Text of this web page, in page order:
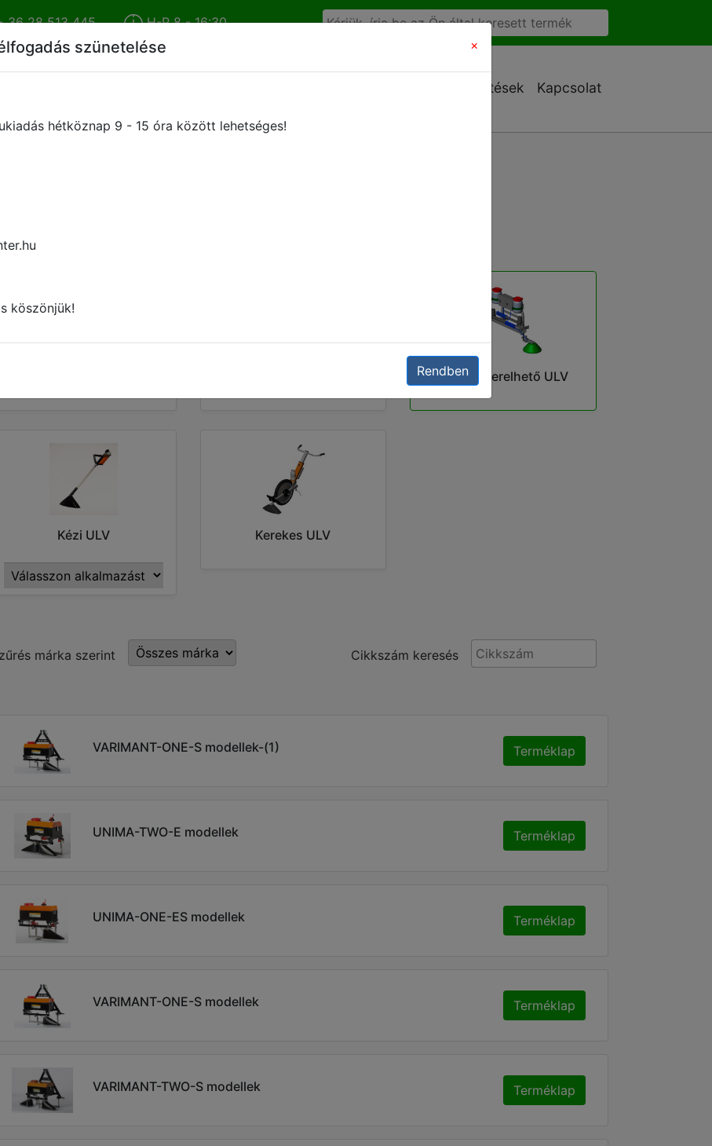
36 28 513 445 H-P 8 - 16:30
Letöltések Kapcsolat
Gépre szerelhető ULV
Kézi ULV Kerekes ULV
márka szerint Cikkszám keresés
VARIMANT-ONE-S modellek-(1) Terméklap
UNIMA-TWO-E modellek Terméklap
UNIMA-ONE-ES modellek Terméklap
VARIMANT-ONE-S modellek Terméklap
VARIMANT-TWO-S modellek Terméklap
szünetelése ×
hétköznap 9 - 15 óra között lehetséges!
köszönjük!
Rendben